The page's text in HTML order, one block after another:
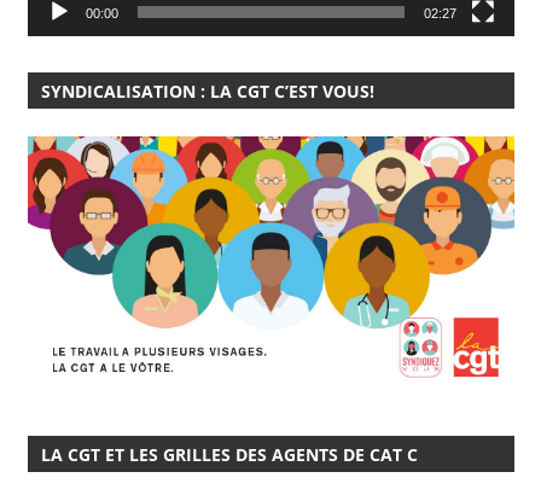
00:00 02:27
SYNDICALISATION : LA CGT C’EST VOUS!
LA CGT ET LES GRILLES DES AGENTS DE CAT C